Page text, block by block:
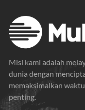
Misi kami adalah
dunia dengan
memaksimalkan
penting.